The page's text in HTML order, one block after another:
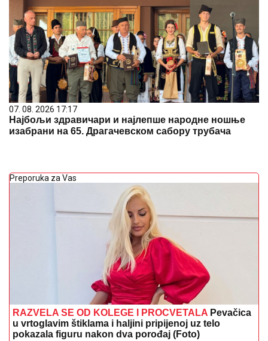
07. 08. 2026 17:17
Најбољи здравичари и најлепше народне ношње
изабрани на 65. Драгачевском сабору трубача
Preporuka za Vas
RAZVELA SE OD KOLEGE I PROCVETALA Pevačica
u vrtoglavim štiklama i haljini pripijenoj uz telo
pokazala figuru nakon dva porođaj (Foto)